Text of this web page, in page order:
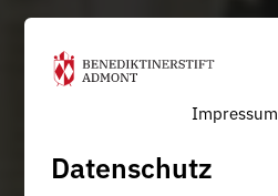
Impressum
Datenschutz